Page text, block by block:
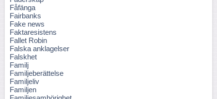
Fåfänga
Fairbanks
Fake news
Faktaresistens
Fallet Robin
Falska anklagelser
Falskhet
Familj
Familjeberättelse
Familjeliv
Familjen